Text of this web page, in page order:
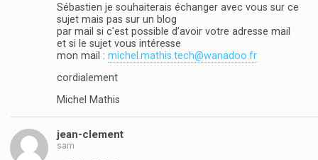
Sébastien je souhaiterais échanger avec vous sur ce
sujet mais pas sur un blog
par mail si c’est possible d’avoir votre adresse mail
et si le sujet vous intéresse
mon mail : michel.mathis.tech@wanadoo.fr
cordialement
Michel Mathis
jean-clement
sam